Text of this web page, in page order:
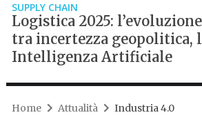
SUPPLY CHAIN
Logistica 2025:
tra incertezza geopolitica,
Intelligenza Artificiale
Home Attualità Industria 4.0